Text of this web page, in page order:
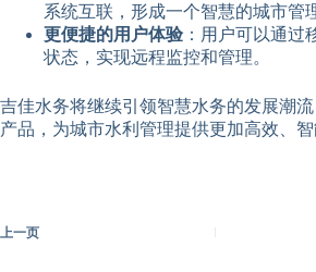
系统互联，形成一个智慧的城市管
更便捷的用户体验 ：用户可以通过
状态，实现远程监控和管理。
吉佳水务将继续引领智慧水务的发展潮
产品，为城市水利管理提供更加高效、智
上一页